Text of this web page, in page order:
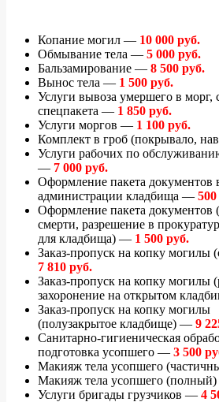
Копание могил — 10 000 руб.
Обмывание тела — 5 000 руб.
Бальзамирование — 8 500 руб.
Вынос тела — 1 500 руб.
Услуги вывоза умершего в морг,
спецпакета — 1 850 руб.
Услуги моргов — 1 100 руб.
Комплект в гроб (покрывало,
Услуги рабочих по
— 7 000 руб.
Оформление пакета документов
администрации кладбища —
Оформление пакета документов
смерти, разрешение в
для кладбища) — 1 500 руб.
Заказ-пропуск на копку
7 810 руб.
Заказ-пропуск на копку могилы
захоронение на открытом
Заказ-пропуск на копку могилы
(полузакрытое кладбище) — 9
Санитарно-гигиеническая
подготовка усопшего — 3 500
Макияж тела усопшего
Макияж тела усопшего
Услуги бригады грузчиков — 4